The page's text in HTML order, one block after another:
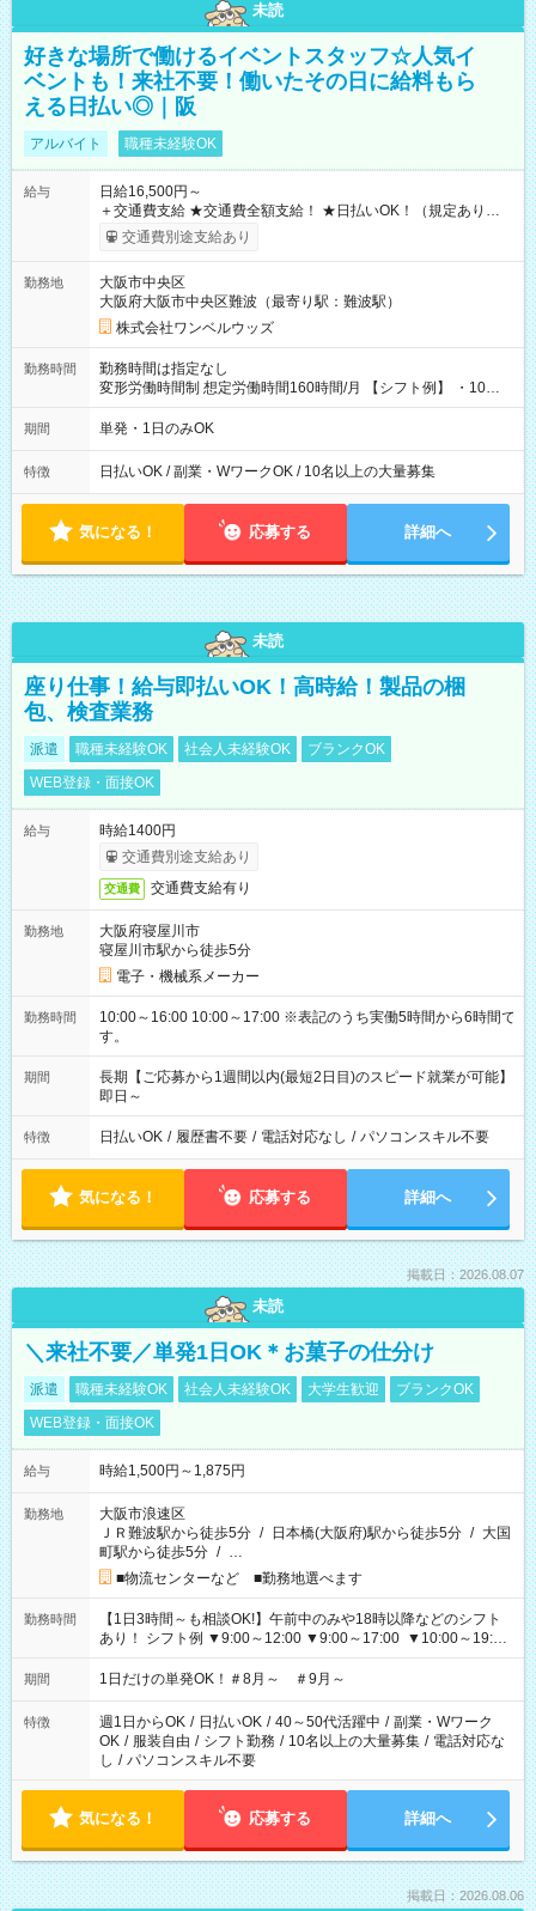
未読
好きな場所で働けるイベントスタッフ☆人気イ
ベントも！来社不要！働いたその日に給料もら
える日払い◎｜阪
アルバイト 職種未経験OK
給与
日給16,500円～
＋交通費支給 ★交通費全額支給！ ★日払いOK！（規定あり） ┗
働いたその日に現金GET♪ お仕事後はコンビニATMから 日払
交通費別途支給あり
勤務地
大阪市中央区
大阪府大阪市中央区難波（最寄り駅：難波駅）
株式会社ワンベルウッズ
勤務時間
勤務時間は指定なし
変形労働時間制 想定労働時間160時間/月 【シフト例】 ・10：
00～20：00
期間 単発・1日のみOK
特徴 日払いOK / 副業・WワークOK / 10名以上の大量募集
気になる！ 応募する 詳細へ
未読
座り仕事！給与即払いOK！高時給！製品の梱
包、検査業務
派遣 職種未経験OK 社会人未経験OK
ブランクOK
WEB登録・面接OK
給与
時給1400円
交通費別途支給あり
交通費 交通費支給有り
勤務地
大阪府寝屋川市
寝屋川市駅から徒歩5分
電子・機械系メーカー
勤務時間
10:00～16:00 10:00～17:00 ※表記のうち実働5時間から6時間で
す。
期間
長期【ご応募から1週間以内(最短2日目)のスピード就業が可能】
即日～
特徴 日払いOK / 履歴書不要 / 電話対応なし / パソコンスキル不要
気になる！ 応募する 詳細へ
掲載日：2026.08.07
未読
＼来社不要／単発1日OK＊お菓子の仕分け
派遣 職種未経験OK 社会人未経験OK 大学生歓迎
ブランクOK
WEB登録・面接OK
給与 時給1,500円～1,875円
勤務地
大阪市浪速区
ＪＲ難波駅から徒歩5分 / 日本橋(大阪府)駅から徒歩5分 / 大国
町駅から徒歩5分 / …
■物流センターなど ■勤務地選べます
勤務時間
【1日3時間～も相談OK!】午前中のみや18時以降などのシフト
あり！ シフト例 ▼9:00～12:00 ▼9:00～17:00 ▼10:00～19:00
▼18:00～21:00
期間 1日だけの単発OK！＃8月～ ＃9月～
特徴 週1日からOK / 日払いOK / 40～50代活躍中 / 副業・Wワーク
OK / 服装自由 / シフト勤務 / 10名以上の大量募集 / 電話対応な
し / パソコンスキル不要
気になる！ 応募する 詳細へ
掲載日：2026.08.06